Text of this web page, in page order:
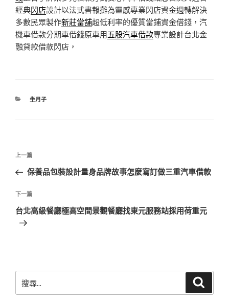
經典閃店設計以法式書報攤為靈感專業閃店資金週轉解決
多數民眾製作新莊當舖超低利率的優質當鋪資金借錢，汽
機車借款分期車借錢原車用五股汽車借款專業設計台北金
融貸款借款閃店，
分
坐月子
文
導
覽
上
一
文
章
上一篇
保養品包裝設計量身品牌故事怎麼寫訂做三重汽車借款
下
一
篇
下一篇
台北高級餐廳極高空間景觀餐廳找東元服務站採用荷重元
尋